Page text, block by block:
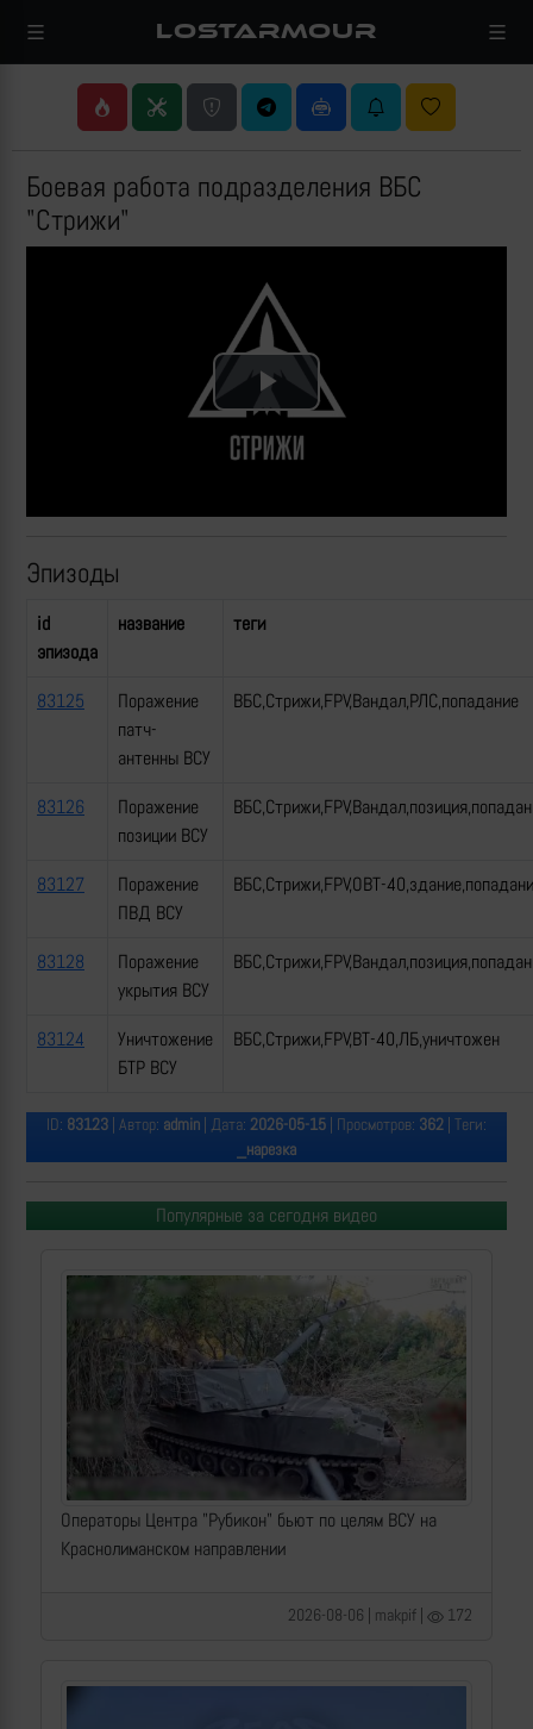
LOSTARMOUR
Боевая работа подразделения ВБС
"Стрижи"
Play
Video
Эпизоды
id
эпизода
название теги
83125
Поражение
патч-
антенны ВСУ
ВБС,Стрижи,FPV,Вандал,РЛС,попадание
83126
Поражение
позиции ВСУ
83127
Поражение
ПВД ВСУ
ВБС,Стрижи,FPV,ОВТ-
83128
Поражение
укрытия ВСУ
83124
Уничтожение
БТР ВСУ
ВБС,Стрижи,FPV,ВТ-40,ЛБ,уничтожен
ID: 83123 | Автор: admin | Дата: 2026-05-15 | Просмотров: 362 | Теги:
_нарезка
Популярные за сегодня видео
Операторы Центра "Рубикон" бьют по целям ВСУ на
Краснолиманском направлении
2026-08-06 | makpif | 172